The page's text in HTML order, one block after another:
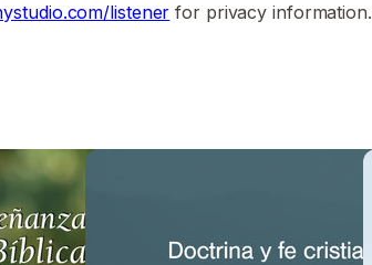
listener for privacy information.